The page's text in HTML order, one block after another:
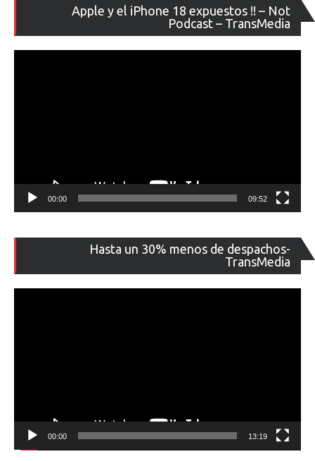
Apple y el iPhone 18 expuestos !! – Not
Podcast – TransMedia
de
00:00 09:52
Hasta un 30% menos de despachos-
TransMedia
de
00:00 13:19